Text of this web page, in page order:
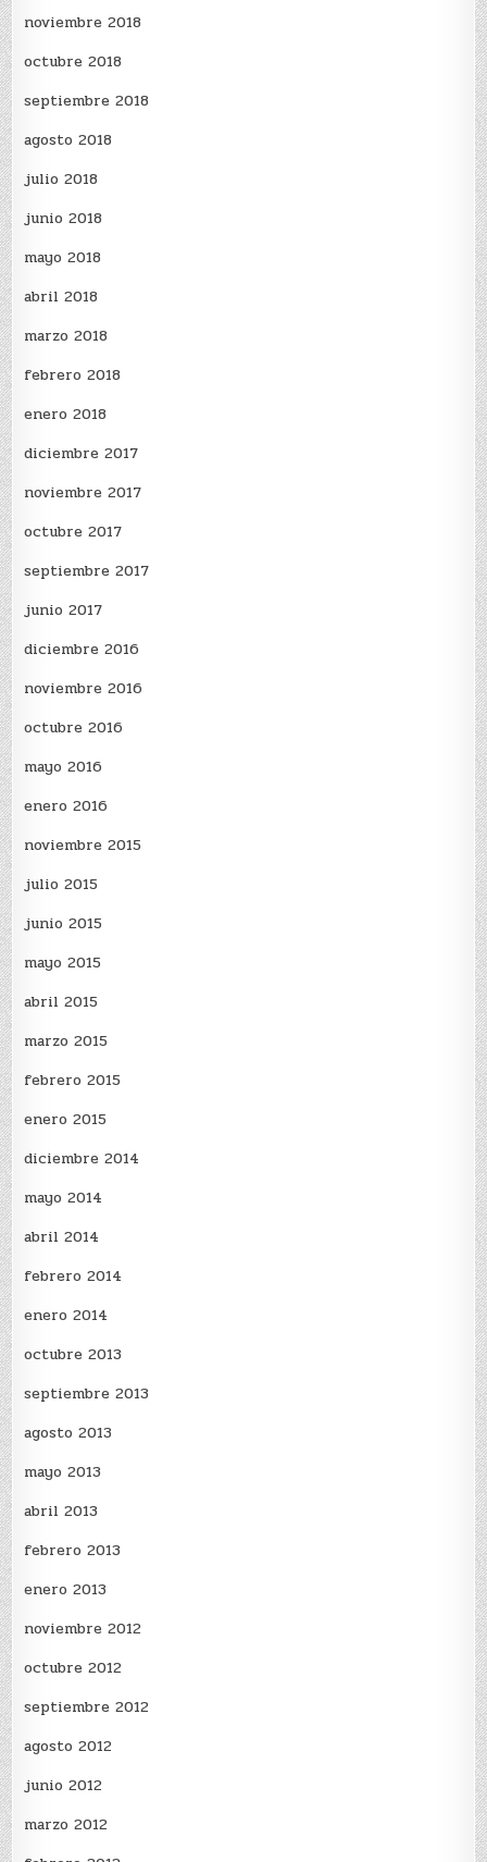
noviembre 2018
octubre 2018
septiembre 2018
agosto 2018
julio 2018
junio 2018
mayo 2018
abril 2018
marzo 2018
febrero 2018
enero 2018
diciembre 2017
noviembre 2017
octubre 2017
septiembre 2017
junio 2017
diciembre 2016
noviembre 2016
octubre 2016
mayo 2016
enero 2016
noviembre 2015
julio 2015
junio 2015
mayo 2015
abril 2015
marzo 2015
febrero 2015
enero 2015
diciembre 2014
mayo 2014
abril 2014
febrero 2014
enero 2014
octubre 2013
septiembre 2013
agosto 2013
mayo 2013
abril 2013
febrero 2013
enero 2013
noviembre 2012
octubre 2012
septiembre 2012
agosto 2012
junio 2012
marzo 2012